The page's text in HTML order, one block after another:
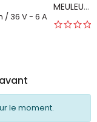
MEULEUSE 230 mm / 36 V - 6 A
le moment.